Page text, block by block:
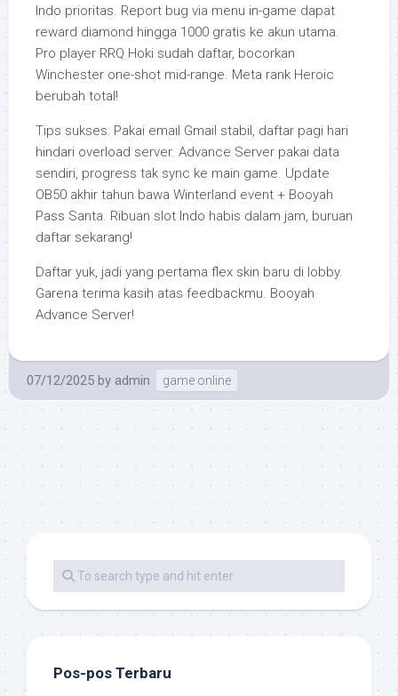
Indo prioritas. Report bug via menu in-game dapat
reward diamond hingga 1000 gratis ke akun utama.
Pro player RRQ Hoki sudah daftar, bocorkan
Winchester one-shot mid-range. Meta rank Heroic
berubah total!
Tips sukses: Pakai email Gmail stabil, daftar pagi hari
hindari overload server. Advance Server pakai data
sendiri, progress tak sync ke main game. Update
OB50 akhir tahun bawa Winterland event + Booyah
Pass Santa. Ribuan slot Indo habis dalam jam, buruan
daftar sekarang!
Daftar yuk, jadi yang pertama flex skin baru di lobby.
Garena terima kasih atas feedbackmu. Booyah
Advance Server!
07/12/2025 by admin game online
Pos-pos Terbaru